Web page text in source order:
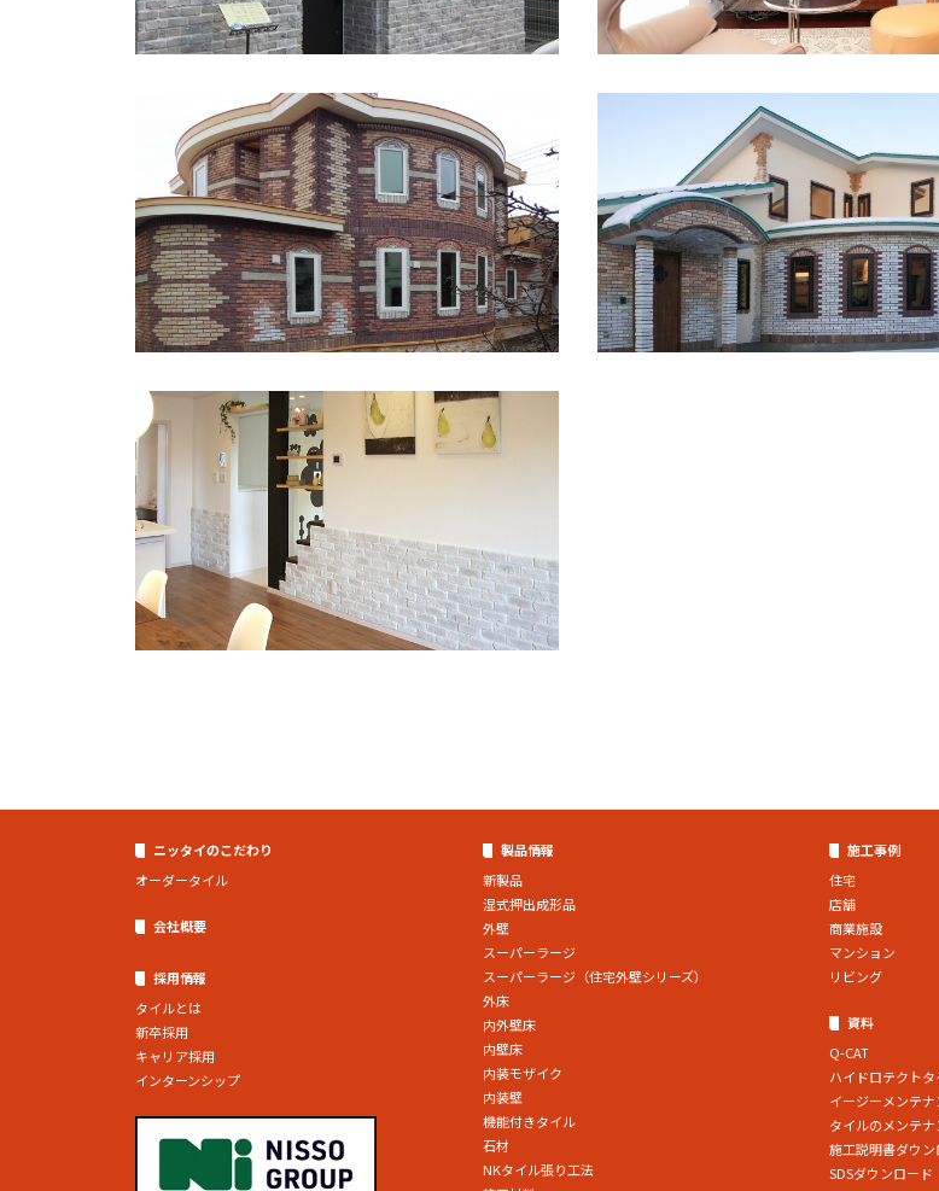
ニッタイのこだわり
オーダータイル
会社概要
採用情報
タイルとは
新卒採用
キャリア採用
インターンシップ
製品情報
新製品
湿式押出成形品
外壁
スーパーラージ
スーパーラージ（住宅外壁シリーズ）
外床
内外壁床
内壁床
内装モザイク
内装壁
機能付きタイル
石材
NKタイル張り工法
施工事例
住宅
店舗
商業施設
マンション
リビング
資料
Q-CAT
ハイドロテクトタ
イージーメンテ
タイルのメンテナ
施工説明書ダウン
SDSダウンロード